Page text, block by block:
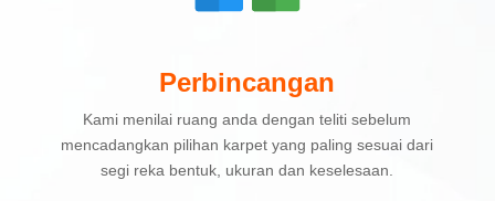
Perbincangan
Kami menilai ruang anda dengan teliti sebelum
mencadangkan pilihan karpet yang paling sesuai dari
segi reka bentuk, ukuran dan keselesaan.